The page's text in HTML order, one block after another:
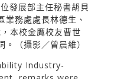
發展部主任秘書胡貝
業務處處長林德生、
本校金鷹校友曹世
（攝影／曾晨維）
Industry-